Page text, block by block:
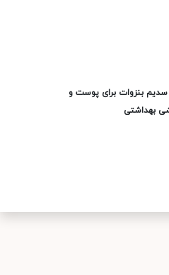
بنزوات برای پوست و
بهداشتی